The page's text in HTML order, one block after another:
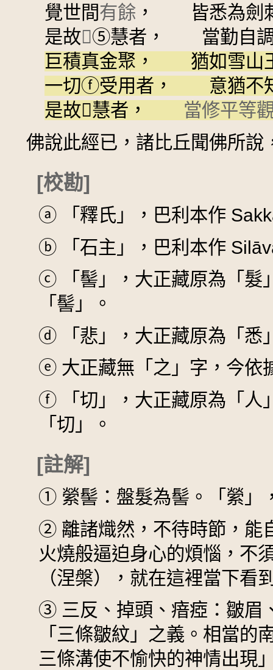
覺世間有餘， 皆悉為劍
是故𭶑⑤慧者， 當勤自調
巨積真金聚， 猶如雪山
一切ⓕ受用者， 意猶不
是故𭶑慧者， 當修平等
佛說此經已，諸比丘聞佛所說
[校勘]
ⓐ
「釋氏」，巴利本作
ⓑ
「石主」，巴利本作
ⓒ
「髻」，大正藏原為「
「髻」。
ⓓ
「悲」，大正藏原為「
ⓔ 大正藏無「之」字，今依
ⓕ
「切」，大正藏原為「
「切」。
[註解]
① 縈髻：盤髮為髻。「縈」
② 離諸熾然，不待時節，能
火燒般逼迫身心的煩惱，不
（涅槃），就在這裡當下看
③ 三反、掉頭、瘖瘂：皺眉
「三條皺紋」之義。相當的
三條溝使不愉快的神情出現